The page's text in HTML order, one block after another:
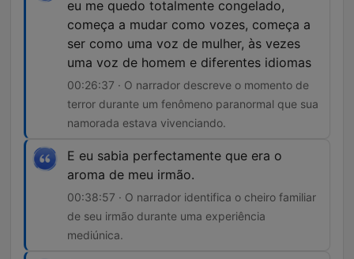
eu me quedo totalmente congelado,
começa a mudar como vozes, começa a
ser como uma voz de mulher, às vezes
uma voz de homem e diferentes idiomas
00:26:37 · O narrador descreve o momento de
terror durante um fenômeno paranormal que sua
namorada estava vivenciando.
E eu sabia perfectamente que era o
aroma de meu irmão.
00:38:57 · O narrador identifica o cheiro familiar
de seu irmão durante uma experiência
mediúnica.